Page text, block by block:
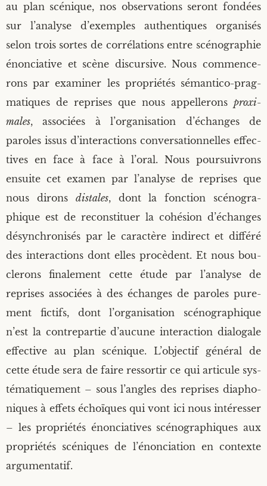
au plan scé­nique, nos obser­va­tions seront fon­dées
sur l’analyse d’exemples authen­tiques orga­ni­sés
selon trois sortes de cor­ré­la­tions entre scé­no­gra­phie
énon­cia­tive et scène dis­cur­sive. Nous com­men­ce­
rons par exa­mi­ner les pro­prié­tés séman­ti­co-prag­
ma­tiques de reprises que nous appel­le­rons proxi­
males, asso­ciées à l’organisation d’échanges de
paroles issus d’interactions conver­sa­tion­nelles effec­
tives en face à face à l’oral. Nous pour­sui­vrons
ensuite cet exa­men par l’analyse de reprises que
nous dirons dis­tales, dont la fonc­tion scé­no­gra­
phique est de recons­ti­tuer la cohé­sion d’échanges
désyn­chro­ni­sés par le carac­tère indi­rect et dif­fé­ré
des inter­ac­tions dont elles pro­cèdent. Et nous bou­
cle­rons fina­le­ment cette étude par l’analyse de
reprises asso­ciées à des échanges de paroles pure­
ment fic­tifs, dont l’organisation scé­no­gra­phique
n’est la contre­par­tie d’aucune inter­ac­tion dia­lo­gale
effec­tive au plan scé­nique. L’objectif géné­ral de
cette étude sera de faire res­sor­tir ce qui arti­cule sys­
té­ma­ti­que­ment – sous l’angles des reprises dia­pho­
niques à effets échoïques qui vont ici nous inté­res­ser
– les pro­prié­tés énon­cia­tives scé­no­gra­phiques aux
pro­prié­tés scé­niques de l’énonciation en contexte
argumentatif.